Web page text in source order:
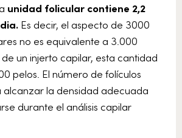
unidad folicular contiene 2,2
Es decir, el aspecto de 3000
no es equivalente a 3.000
un injerto capilar, esta cantidad
pelos. El número de folículos
alcanzar la densidad adecuada
durante el análisis capilar